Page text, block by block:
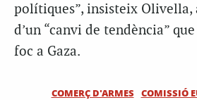
polítiques”, insisteix Olivella,
d’un “canvi de tendència”
foc a Gaza.
COMERÇ D'ARMES COMISSIÓ